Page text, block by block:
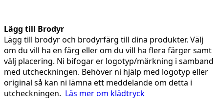
Lägg till Brodyr
Lägg till brodyr och brodyrfärg till dina produkter. Välj
om du vill ha en färg eller om du vill ha flera färger samt
välj placering. Ni bifogar er logotyp/märkning i samband
med utcheckningen. Behöver ni hjälp med logotyp eller
original så kan ni lämna ett meddelande om detta i
utcheckningen. Läs mer om klädtryck